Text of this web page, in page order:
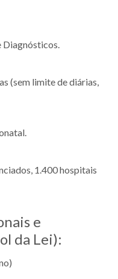
Diagnósticos.
(sem limite de diárias,
1.400 hospitais
e
da Lei):